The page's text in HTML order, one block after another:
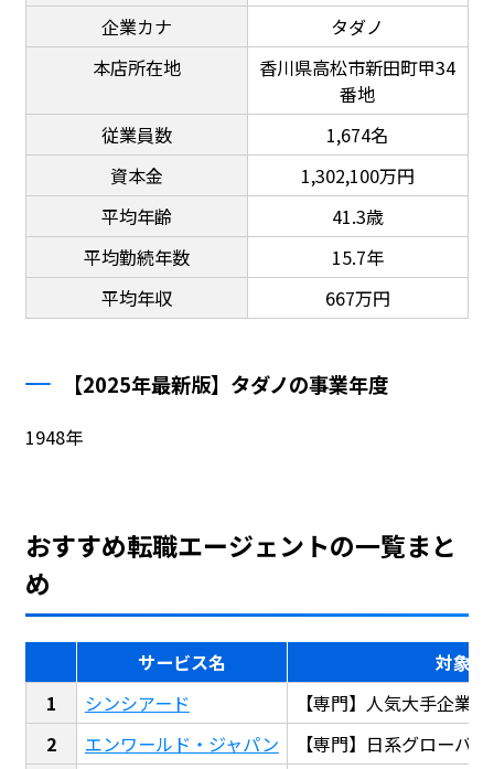
企業カナ
タダノ
本店所在地
香川県高松市新田町甲34
番地
従業員数
1,674名
資本金
1,302,100万円
平均年齢
41.3歳
平均勤続年数
15.7年
平均年収
667万円
【2025年最新版】タダノの事業年度
1948年
おすすめ転職エージェントの一覧まと
め
サービス名
対象
シンシアード
【専門】人気大手企業
エンワールド・ジャパン
【専門】日系グローバ